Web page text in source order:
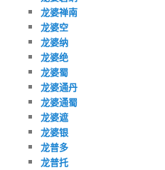
龙婆禅南
龙婆空
龙婆纳
龙婆绝
龙婆蜀
龙婆通丹
龙婆通蜀
龙婆遮
龙婆银
龙普多
龙普托